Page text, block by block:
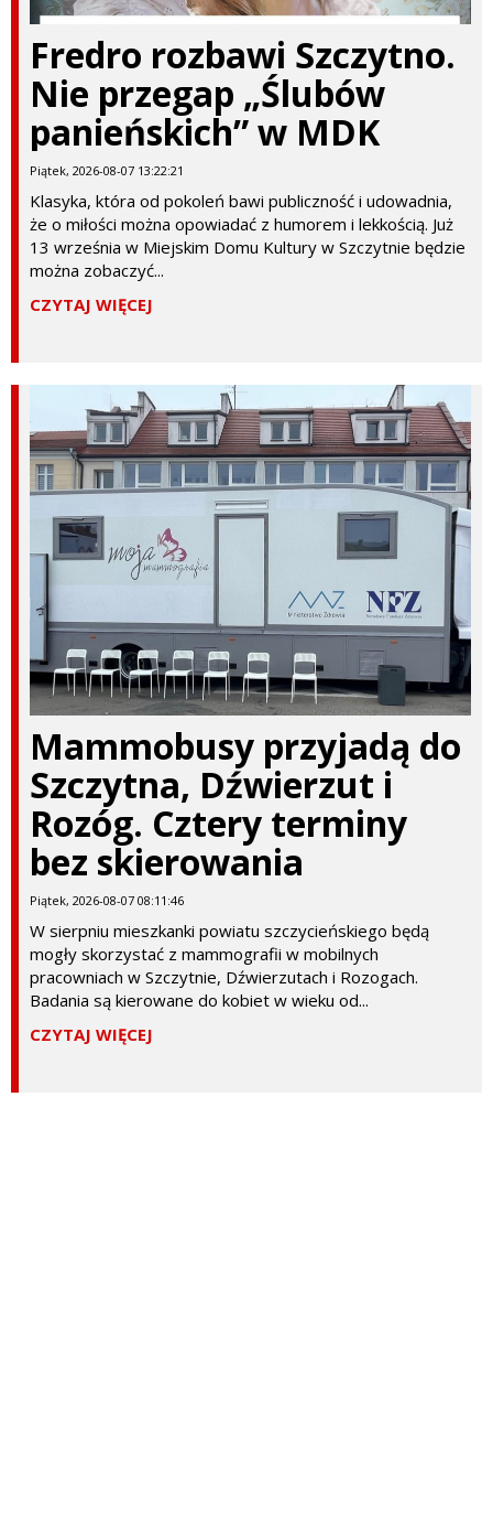
Fredro rozbawi Szczytno.
Nie przegap „Ślubów
panieńskich” w MDK
Piątek, 2026-08-07 13:22:21
Klasyka, która od pokoleń bawi publiczność i udowadnia,
że o miłości można opowiadać z humorem i lekkością. Już
13 września w Miejskim Domu Kultury w Szczytnie będzie
można zobaczyć...
CZYTAJ WIĘCEJ
Mammobusy przyjadą do
Szczytna, Dźwierzut i
Rozóg. Cztery terminy
bez skierowania
Piątek, 2026-08-07 08:11:46
W sierpniu mieszkanki powiatu szczycieńskiego będą
mogły skorzystać z mammografii w mobilnych
pracowniach w Szczytnie, Dźwierzutach i Rozogach.
Badania są kierowane do kobiet w wieku od...
CZYTAJ WIĘCEJ